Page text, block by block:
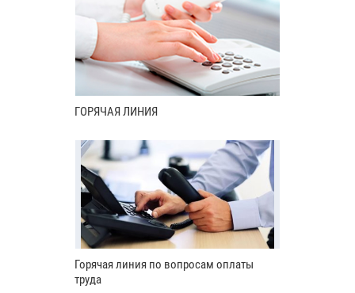
ГОРЯЧАЯ ЛИНИЯ
Горячая линия по вопросам оплаты
труда